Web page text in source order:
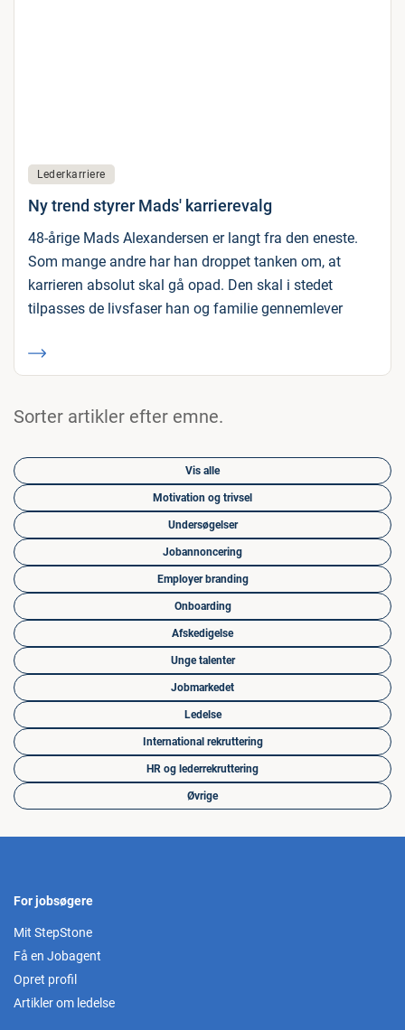
Lederkarriere
Ny trend styrer Mads' karrierevalg
48-årige Mads Alexandersen er langt fra den eneste.
Som mange andre har han droppet tanken om, at
karrieren absolut skal gå opad. Den skal i stedet
tilpasses de livsfaser han og familie gennemlever
Sorter artikler efter emne.
Vis alle
Motivation og trivsel
Undersøgelser
Jobannoncering
Employer branding
Onboarding
Afskedigelse
Unge talenter
Jobmarkedet
Ledelse
International rekruttering
HR og lederrekruttering
Øvrige
For jobsøgere
Mit StepStone
Få en Jobagent
Opret profil
Artikler om ledelse